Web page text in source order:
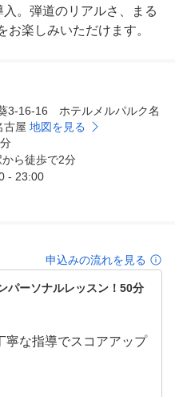
入。弾道のリアルさ、まる
楽しみいただけます。
。
ご一緒に練習、バーチャル
ださい。
インスタイル。
ッスンが受けられます。入
ます。
な指導でスコアアップ！
間無料です。
たいお客様にもおすすめ。
3-16-16 ホテルメルパルク名
古屋 地図を見る
ら徒歩で2分
- 23:00
申込みの流れを見る
パーソナルレッスン！50分
寧な指導でスコアアップ